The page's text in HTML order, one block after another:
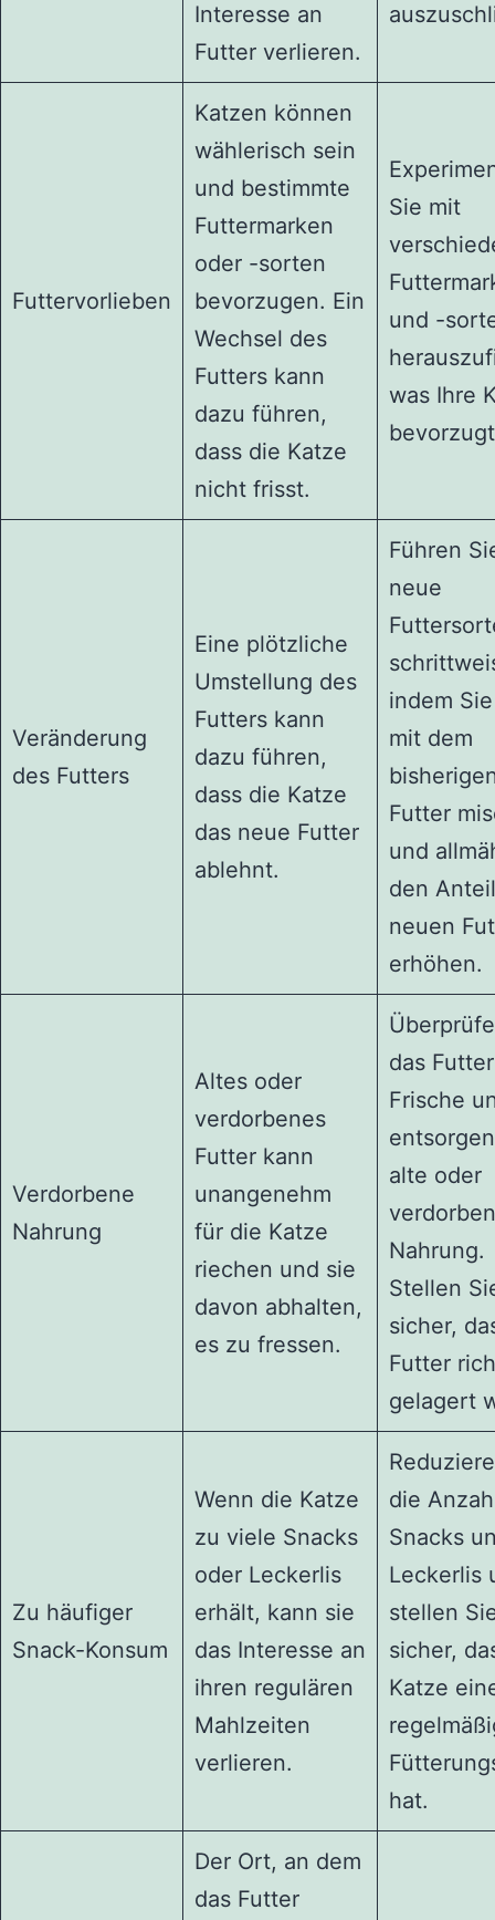
Interesse an
Futter verlieren.
Futtervorlieben
Katzen können
wählerisch sein
und bestimmte
Futtermarken
oder -sorten
bevorzugen. Ein
Wechsel des
Futters kann
dazu führen,
dass die Katze
nicht frisst.
Sie mit
und -
was Ihre
Veränderung
des Futters
Eine plötzliche
Umstellung des
Futters kann
dazu führen,
dass die Katze
das neue Futter
ablehnt.
Führen
neue
indem
mit dem
Futter
und
den
neuen
erhöhen.
Verdorbene
Nahrung
Altes oder
verdorbenes
Futter kann
unangenehm
für die Katze
riechen und sie
davon abhalten,
es zu fressen.
das
Frische
alte oder
Nahrung.
Stellen
sicher,
Futter
gelagert
Zu häufiger
Snack-Konsum
Wenn die Katze
zu viele Snacks
oder Leckerlis
erhält, kann sie
das Interesse an
ihren regulären
Mahlzeiten
verlieren.
die
Snacks
Leckerlis
stellen
sicher,
Katze
hat.
Der Ort, an dem
das Futter